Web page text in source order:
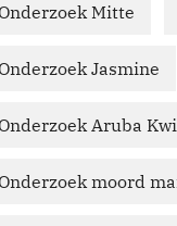
Mitte
Jasmine
Aruba
moord